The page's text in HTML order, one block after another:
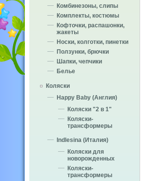
Комбинезоны, слипы
Комплекты, костюмы
Кофточки, распашонки,
жакеты
Носки, колготки, пинетки
Ползунки, брючки
Шапки, чепчики
Белье
Коляски
Happy Baby (Англия)
Коляски "2 в 1"
Коляски-
трансформеры
Indlesina (Италия)
Коляски для
новорожденных
Коляски-
трансформеры